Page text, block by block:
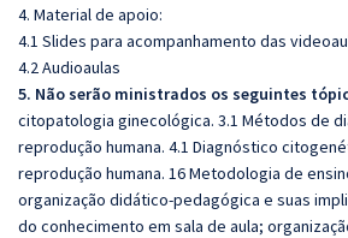
4. Material de apoio:
4.1 Slides para acompanhamento das
4.2 Audioaulas
5. Não serão ministrados os seguintes
citopatologia ginecológica. 3.1 Métodos de
reprodução humana. 4.1 Diagnóstico
reprodução humana. 16 Metodologia de
organização didático-pedagógica e suas
do conhecimento em sala de aula;